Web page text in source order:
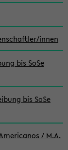
innen
bis SoSe
bis SoSe
/ M.A.